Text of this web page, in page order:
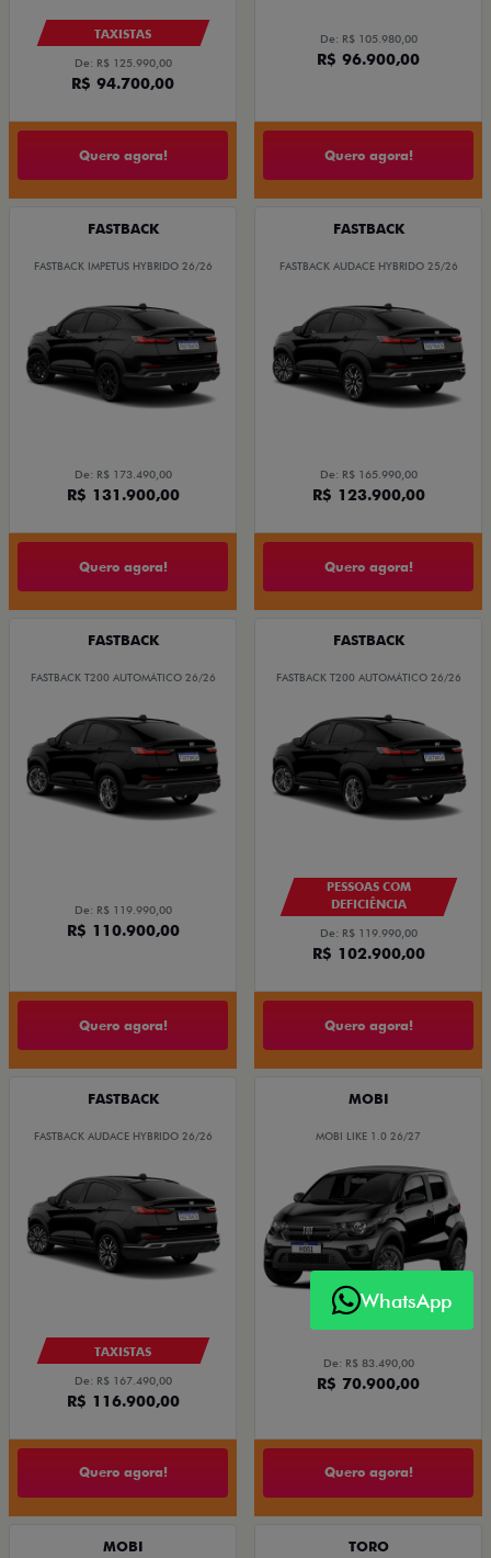
TAXISTAS
De: R$ 125.990,00
R$ 94.700,00
Quero agora!
De: R$ 105.980,00
R$ 96.900,00
Quero agora!
FASTBACK
FASTBACK IMPETUS HYBRIDO 26/26
De: R$ 173.490,00
R$ 131.900,00
Quero agora!
FASTBACK
FASTBACK AUDACE HYBRIDO 25/26
De: R$ 165.990,00
R$ 123.900,00
Quero agora!
FASTBACK
FASTBACK T200 AUTOMÁTICO 26/26
De: R$ 119.990,00
R$ 110.900,00
Quero agora!
FASTBACK
FASTBACK T200 AUTOMÁTICO 26/26
PESSOAS COM
DEFICIÊNCIA
De: R$ 119.990,00
R$ 102.900,00
Quero agora!
FASTBACK
FASTBACK AUDACE HYBRIDO 26/26
TAXISTAS
De: R$ 167.490,00
R$ 116.900,00
Quero agora!
MOBI
MOBI LIKE 1.0 26/27
De: R$ 83.490,00
R$ 70.900,00
Quero agora!
MOBI TORO
WhatsApp